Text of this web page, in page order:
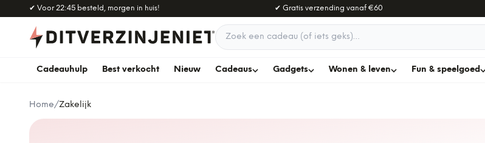
Naar hoofdinhoud
✔ Voor 22:45 besteld, morgen in huis! ✔ Gratis verzending vanaf€60
Zoek een cadeau
Cadeauhulp Best verkocht Nieuw Cadeaus Gadgets Wonen & leven Fun & speelgoed
Home/Zakelijk